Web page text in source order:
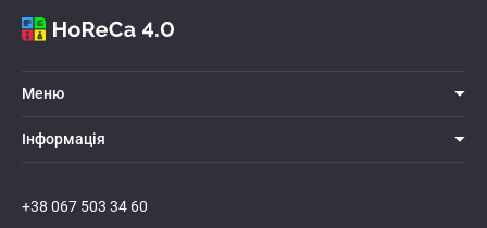
Меню
Iнформацiя
+38 067 503 34 60